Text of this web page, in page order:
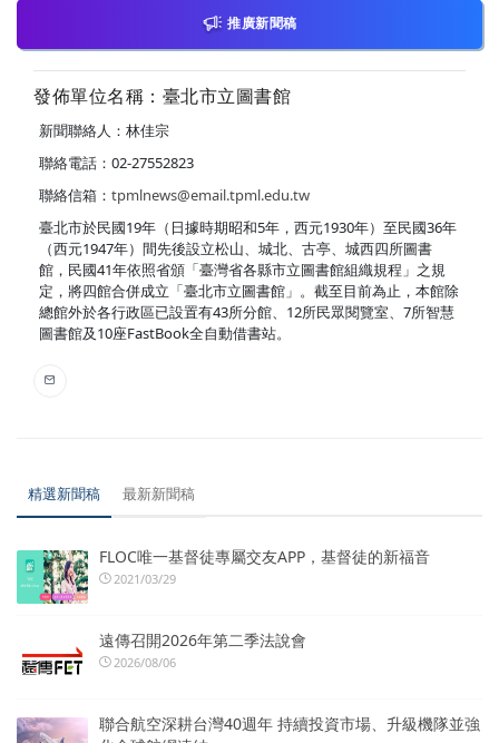
推廣新聞稿
發佈單位名稱：臺北市立圖書館
新聞聯絡人：林佳宗
聯絡電話：02-27552823
聯絡信箱： tpmlnews@email.tpml.edu.tw
臺北市於民國19年（日據時期昭和5年，西元1930年）至民國36年
（西元1947年）間先後設立松山、城北、古亭、城西四所圖書
館，民國41年依照省頒「臺灣省各縣市立圖書館組織規程」之規
定，將四館合併成立「臺北市立圖書館」。截至目前為止，本館除
總館外於各行政區已設置有43所分館、12所民眾閱覽室、7所智慧
圖書館及10座FastBook全自動借書站。
精選新聞稿 最新新聞稿
FLOC唯一基督徒專屬交友APP，基督徒的新福音
2021/03/29
遠傳召開2026年第二季法說會
2026/08/06
聯合航空深耕台灣40週年 持續投資市場、升級機隊並強